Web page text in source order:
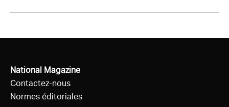
National Magazine
Contactez-nous
Normes éditoriales